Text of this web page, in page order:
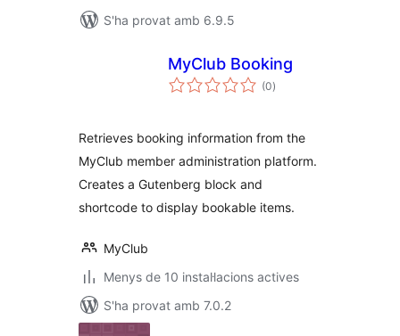
S'ha provat amb 6.9.5
MyClub Booking
(0puntuacions
totals
)
Retrieves booking information from the
MyClub member administration platform.
Creates a Gutenberg block and
shortcode to display bookable items.
MyClub
Menys de 10 instal·lacions actives
S'ha provat amb 7.0.2